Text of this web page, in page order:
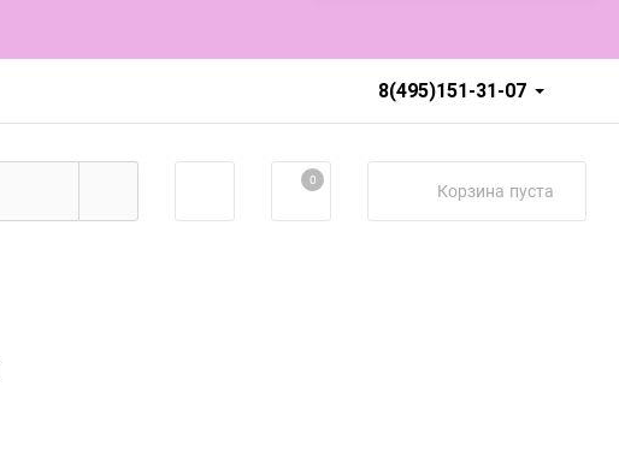
8(495)151-31-07
0 Корзина пуста